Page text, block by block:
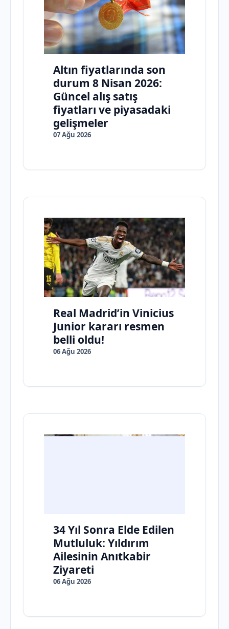
Altın fiyatlarında son
durum 8 Nisan 2026:
Güncel alış satış
fiyatları ve piyasadaki
gelişmeler
07 Ağu 2026
Real Madrid’in Vinicius
Junior kararı resmen
belli oldu!
06 Ağu 2026
34 Yıl Sonra Elde Edilen
Mutluluk: Yıldırım
Ailesinin Anıtkabir
Ziyareti
06 Ağu 2026